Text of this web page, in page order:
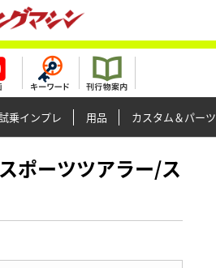
乗インプレ 用品 カスタム＆パーツ
ポーツツアラー/ス